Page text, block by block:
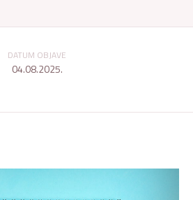
DATUM OBJAVE
04.08.2025.